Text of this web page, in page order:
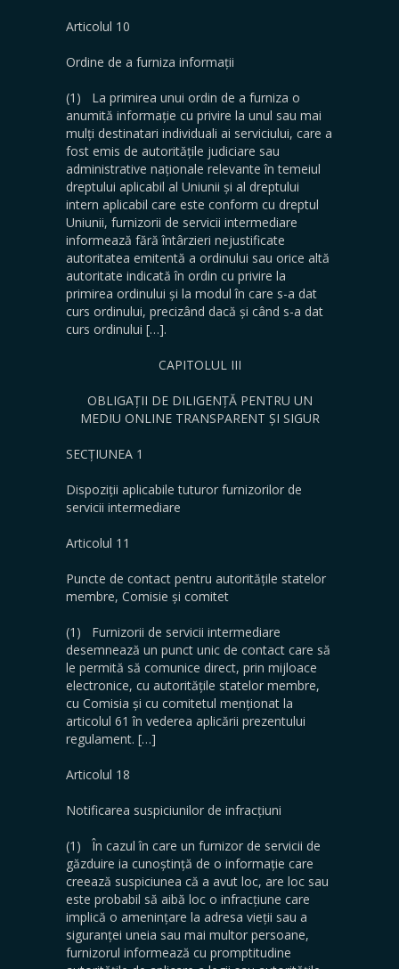
Articolul 10
Ordine de a furniza informații
(1) La primirea unui ordin de a furniza o
anumită informație cu privire la unul sau mai
mulți destinatari individuali ai serviciului, care a
fost emis de autoritățile judiciare sau
administrative naționale relevante în temeiul
dreptului aplicabil al Uniunii și al dreptului
intern aplicabil care este conform cu dreptul
Uniunii, furnizorii de servicii intermediare
informează fără întârzieri nejustificate
autoritatea emitentă a ordinului sau orice altă
autoritate indicată în ordin cu privire la
primirea ordinului și la modul în care s-a dat
curs ordinului, precizând dacă și când s-a dat
curs ordinului […].
CAPITOLUL III
OBLIGAȚII DE DILIGENȚĂ PENTRU UN
MEDIU ONLINE TRANSPARENT ȘI SIGUR
SECȚIUNEA 1
Dispoziții aplicabile tuturor furnizorilor de
servicii intermediare
Articolul 11
Puncte de contact pentru autoritățile statelor
membre, Comisie și comitet
(1) Furnizorii de servicii intermediare
desemnează un punct unic de contact care să
le permită să comunice direct, prin mijloace
electronice, cu autoritățile statelor membre,
cu Comisia și cu comitetul menționat la
articolul 61 în vederea aplicării prezentului
regulament. […]
Articolul 18
Notificarea suspiciunilor de infracțiuni
(1) În cazul în care un furnizor de servicii de
găzduire ia cunoștință de o informație care
creează suspiciunea că a avut loc, are loc sau
este probabil să aibă loc o infracțiune care
implică o amenințare la adresa vieții sau a
siguranței uneia sau mai multor persoane,
furnizorul informează cu promptitudine